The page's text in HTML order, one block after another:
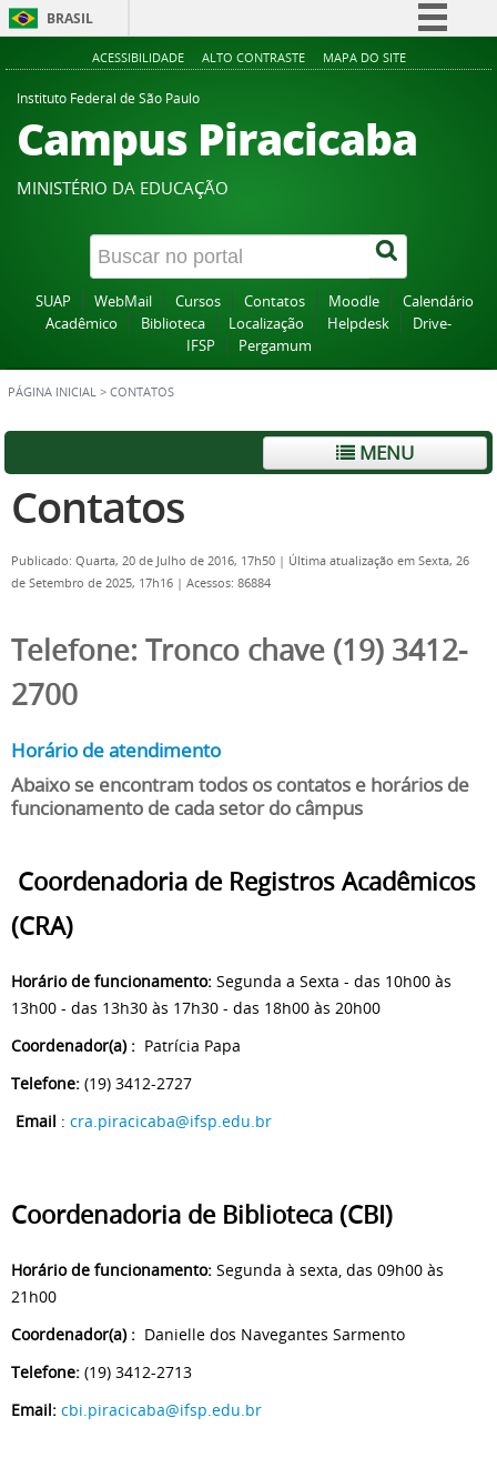
BRASIL
Simplifique!
Participe
Acesso à informação
Canais
ACESSIBILIDADE ALTO CONTRASTE MAPA DO SITE
Instituto Federal de São Paulo
Campus Piracicaba
MINISTÉRIO DA EDUCAÇÃO
SUAP WebMail Cursos Contatos Moodle
Calendário
Acadêmico
Biblioteca Localização Helpdesk
Drive-
IFSP
Pergamum
PÁGINA INICIAL > CONTATOS
MENU
Contatos
Publicado: Quarta, 20 de Julho de 2016, 17h50 | Última atualização em Sexta, 26
de Setembro de 2025, 17h16 | Acessos: 86884
Telefone: Tronco chave (19) 3412-
2700
Horário de atendimento
Abaixo se encontram todos os contatos e horários de
funcionamento de cada setor do câmpus
Coordenadoria de Registros Acadêmicos
(CRA)
Horário de funcionamento: Segunda a Sexta - das 10h00 às
13h00 - das 13h30 às 17h30 - das 18h00 às 20h00
Coordenador(a) : Patrícia Papa
Telefone: (19) 3412-2727
Email : cra.piracicaba@ifsp.edu.br
Coordenadoria de Biblioteca (CBI)
Horário de funcionamento: Segunda à sexta, das 09h00 às
21h00
Coordenador(a) : Danielle dos Navegantes Sarmento
Telefone: (19) 3412-2713
Email: cbi.piracicaba@ifsp.edu.br